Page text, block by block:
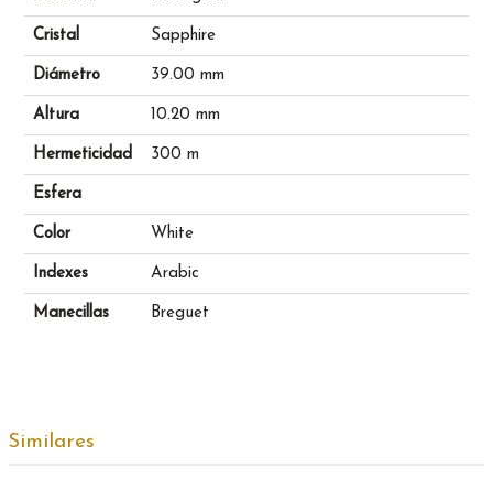
Cristal Sapphire
Diámetro 39.00 mm
Altura 10.20 mm
Hermeticidad 300 m
Esfera
Color White
Indexes Arabic
Manecillas Breguet
Similares